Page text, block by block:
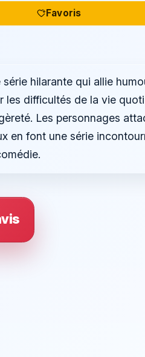
Favoris
hilarante qui allie
les difficultés de la vie
Les personnages
en font une série